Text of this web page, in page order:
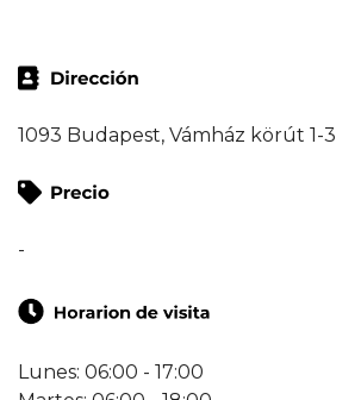
1093 Budapest, Vámház körút 1-3
-
Lunes: 06:00 - 17:00